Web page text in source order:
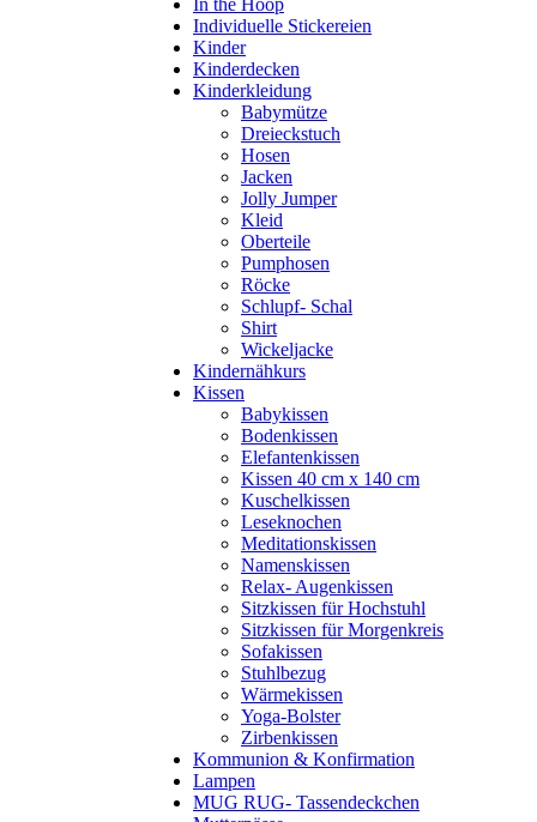
In the Hoop
Individuelle Stickereien
Kinder
Kinderdecken
Kinderkleidung
Babymütze
Dreieckstuch
Hosen
Jacken
Jolly Jumper
Kleid
Oberteile
Pumphosen
Röcke
Schlupf- Schal
Shirt
Wickeljacke
Kindernähkurs
Kissen
Babykissen
Bodenkissen
Elefantenkissen
Kissen 40 cm x 140 cm
Kuschelkissen
Leseknochen
Meditationskissen
Namenskissen
Relax- Augenkissen
Sitzkissen für Hochstuhl
Sitzkissen für Morgenkreis
Sofakissen
Stuhlbezug
Wärmekissen
Yoga-Bolster
Zirbenkissen
Kommunion & Konfirmation
Lampen
MUG RUG- Tassendeckchen